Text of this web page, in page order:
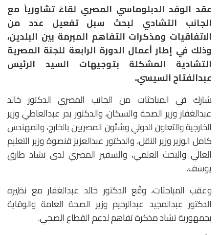
عقد الوفد الدبلوماسي المصري لقاءً تشاورياً مع
الجانب التشادي لبحث سبل تفعيل عدد من
الاتفاقيات ومذكرات التفاهم المبرمة بين البلدين،
وذلك في إطار أعمال الدورة الرابعة للجنة المصرية
التشادية المشكلة بتوجيهات السيد الرئيس
عبدالفتاح السيسي.
شارك في المباحثات من الجانب المصري الدكتور خالد
عبدالغفار وزير الصحة والسكان، والدكتور بدر عبدالعاطي وزير
الخارجية والتعاون الدولي وشئون المصريين بالخارج، والمهندس
كامل الوزير وزير النقل، والدكتور عبدالعزيز قنصوة وزير التعليم
العالي والبحث العلمي، والسفير المصري لدى تشاد طارق
يوسف.
وعقب المباحثات، وقّع الدكتور خالد عبدالغفار مع نظيره
الدكتور عبدالمجيد عبدالرحيم وزير الصحة العامة والوقاية
بجمهورية تشاد مذكرة تفاهم لدعم القطاع الصحي.